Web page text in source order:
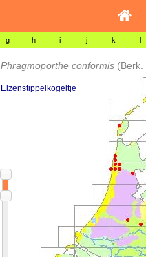
g h i j k l
Phragmoporthe conformis (Berk.
Elzenstippelkogeltje